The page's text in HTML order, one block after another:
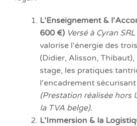
L'Enseignement &
600 €) Versé à Cyran
valorise l'énergie des
(Didier, Alisson,
stage, les pratiques
l'encadrement
(Prestation réalisée hors
la TVA belge).
L'Immersion & la